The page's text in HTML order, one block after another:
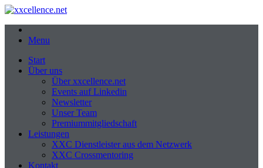
Menu
Start
Über uns
Über xxcellence.net
Events auf Linkedin
Newsletter
Unser Team
Premiummitgliedschaft
Leistungen
XXC Dienstleister aus dem Netzwerk
XXC Crossmentoring
Kontakt